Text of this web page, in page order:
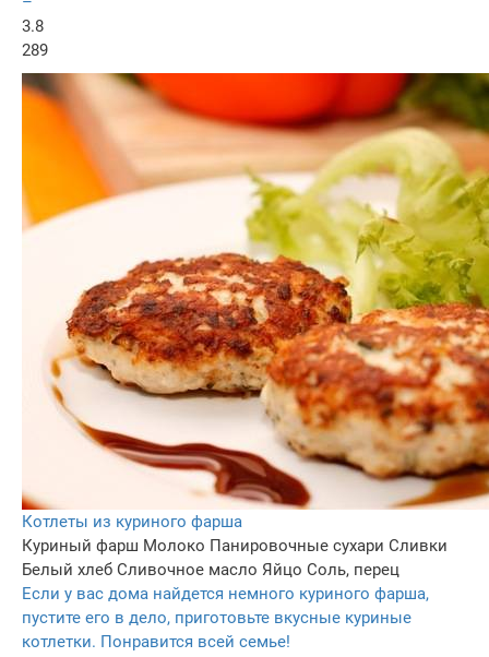
3.8
289
Котлеты из куриного фарша
Куриный фарш Молоко Панировочные сухари Сливки
Белый хлеб Сливочное масло Яйцо Соль, перец
Если у вас дома найдется немного куриного фарша,
пустите его в дело, приготовьте вкусные куриные
котлетки. Понравится всей семье!